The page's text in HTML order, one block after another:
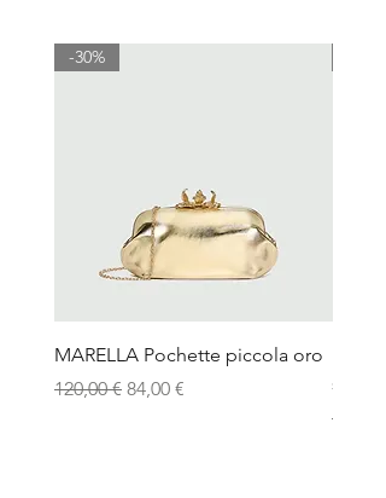
-30%
MARELLA Pochette piccola oro
Prezzo regolare
120,00 € Prezzo scontato
84,00 €
115,00